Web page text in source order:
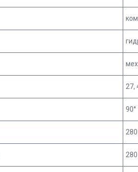
27,
90°
280